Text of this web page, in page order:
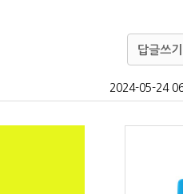
답글쓰기
2024-05-24